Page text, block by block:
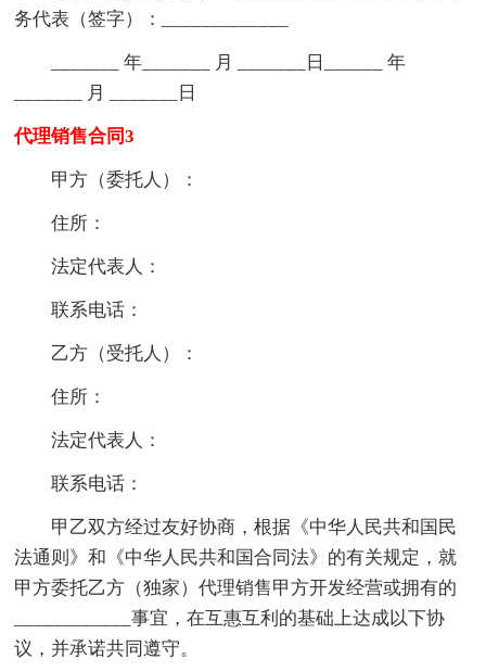
务代表（签字）：_____________
_______ 年_______ 月 _______日______ 年
_______ 月 _______日
代理销售合同3
甲方（委托人）：
住所：
法定代表人：
联系电话：
乙方（受托人）：
住所：
法定代表人：
联系电话：
甲乙双方经过友好协商，根据《中华人民共和国民
法通则》和《中华人民共和国合同法》的有关规定，就
甲方委托乙方（独家）代理销售甲方开发经营或拥有的
____________事宜，在互惠互利的基础上达成以下协
议，并承诺共同遵守。